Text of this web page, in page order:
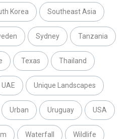
Korea Southeast Asia
Sydney Tanzania
Texas Thailand
UAE Unique Landscapes
Urban Uruguay USA
Waterfall Wildlife